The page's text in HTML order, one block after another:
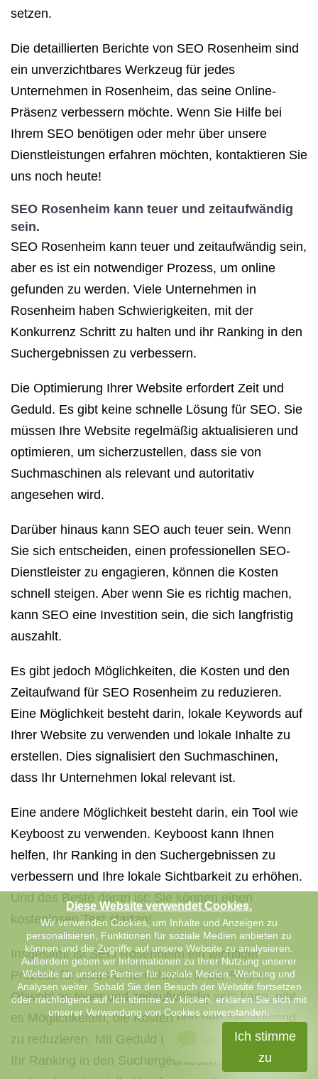
setzen.
Die detaillierten Berichte von SEO Rosenheim sind
ein unverzichtbares Werkzeug für jedes
Unternehmen in Rosenheim, das seine Online-
Präsenz verbessern möchte. Wenn Sie Hilfe bei
Ihrem SEO benötigen oder mehr über unsere
Dienstleistungen erfahren möchten, kontaktieren Sie
uns noch heute!
SEO Rosenheim kann teuer und zeitaufwändig
sein.
SEO Rosenheim kann teuer und zeitaufwändig sein,
aber es ist ein notwendiger Prozess, um online
gefunden zu werden. Viele Unternehmen in
Rosenheim haben Schwierigkeiten, mit der
Konkurrenz Schritt zu halten und ihr Ranking in den
Suchergebnissen zu verbessern.
Die Optimierung Ihrer Website erfordert Zeit und
Geduld. Es gibt keine schnelle Lösung für SEO. Sie
müssen Ihre Website regelmäßig aktualisieren und
optimieren, um sicherzustellen, dass sie von
Suchmaschinen als relevant und autoritativ
angesehen wird.
Darüber hinaus kann SEO auch teuer sein. Wenn
Sie sich entscheiden, einen professionellen SEO-
Dienstleister zu engagieren, können die Kosten
schnell steigen. Aber wenn Sie es richtig machen,
kann SEO eine Investition sein, die sich langfristig
auszahlt.
Es gibt jedoch Möglichkeiten, die Kosten und den
Zeitaufwand für SEO Rosenheim zu reduzieren.
Eine Möglichkeit besteht darin, lokale Keywords auf
Ihrer Website zu verwenden und lokale Inhalte zu
erstellen. Dies signalisiert den Suchmaschinen,
dass Ihr Unternehmen lokal relevant ist.
Eine andere Möglichkeit besteht darin, ein Tool wie
Keyboost zu verwenden. Keyboost kann Ihnen
helfen, Ihr Ranking in den Suchergebnissen zu
verbessern und Ihre lokale Sichtbarkeit zu erhöhen.
Und das Beste daran ist: Sie können einen
kostenlosen Test starten!
Insgesamt ist SEO Rosenheim ein wichtiger
Prozess für jedes Unternehmen in der Region.
Obwohl es teuer und zeitaufwändig sein kann, gibt
es Möglichkeiten, die Kosten und den Zeitaufwand
zu reduzieren. Mit Geduld und Ausdauer können Sie
Ihr Ranking in den Suchergebnissen verbessern
Mit uns chatten
Diese Website verwendet Cookies.
Wir verwenden Cookies, um Inhalte und Anzeigen zu
personalisieren, Funktionen für soziale Medien anbieten zu
können und die Zugriffe auf unsere Website zu analysieren.
Außerdem geben wir Informationen zu Ihrer Nutzung unserer
Website an unsere Partner für soziale Medien, Werbung und
Analysen weiter. Sobald Sie den Besuch der Website fortsetzen
oder nachfolgend auf 'Ich stimme zu' klicken, erklären Sie sich mit
unserer Verwendung von Cookies einverstanden.
Ich stimme
zu